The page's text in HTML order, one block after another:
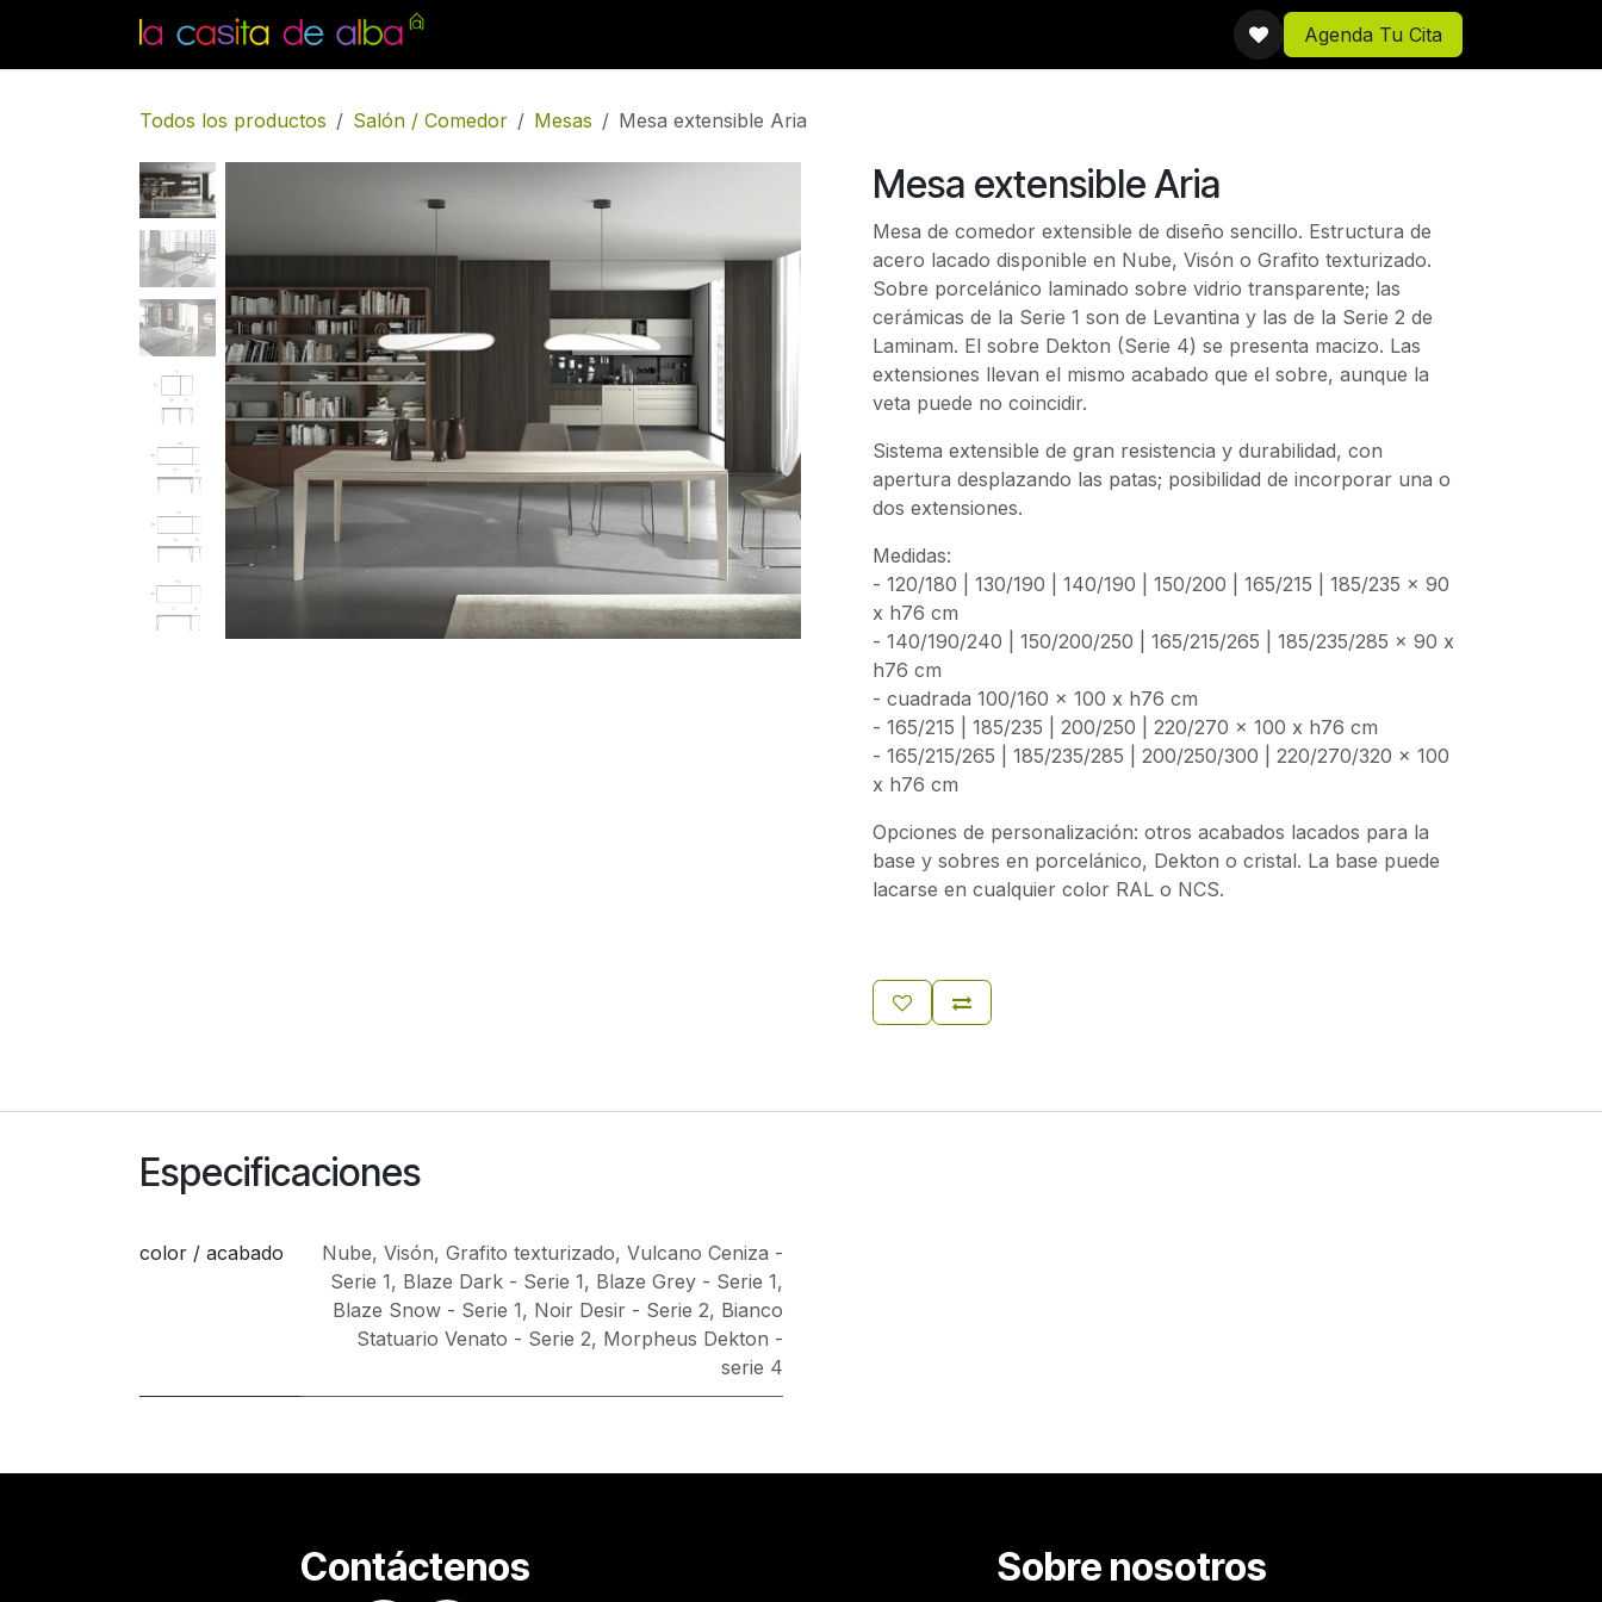
Agenda Tu Cita
Todos los productos Salón / Comedor Mesas Mesa extensible Aria
Mesa extensible Aria
Mesa de comedor extensible de diseño sencillo. Estructura de
acero lacado disponible en Nube, Visón o Grafito texturizado.
Sobre porcelánico laminado sobre vidrio transparente; las
cerámicas de la Serie 1 son de Levantina y las de la Serie 2 de
Laminam. El sobre Dekton (Serie 4) se presenta macizo. Las
extensiones llevan el mismo acabado que el sobre, aunque la
veta puede no coincidir.
Sistema extensible de gran resistencia y durabilidad, con
apertura desplazando las patas; posibilidad de incorporar una o
dos extensiones.
Medidas:
- 120/180 | 130/190 | 140/190 | 150/200 | 165/215 | 185/235 x 90
x h76 cm
- 140/190/240 | 150/200/250 | 165/215/265 | 185/235/285 x 90 x
h76 cm
- cuadrada 100/160 x 100 x h76 cm
- 165/215 | 185/235 | 200/250 | 220/270 x 100 x h76 cm
- 165/215/265 | 185/235/285 | 200/250/300 | 220/270/320 x 100
x h76 cm
Opciones de personalización: otros acabados lacados para la
base y sobres en porcelánico, Dekton o cristal. La base puede
lacarse en cualquier color RAL o NCS.
Especificaciones
color / acabado Nube, Visón, Grafito texturizado, Vulcano Ceniza -
Serie 1, Blaze Dark - Serie 1, Blaze Grey - Serie 1,
Blaze Snow - Serie 1, Noir Desir - Serie 2, Bianco
Statuario Venato - Serie 2, Morpheus Dekton -
serie 4
Contáctenos Sobre nosotros